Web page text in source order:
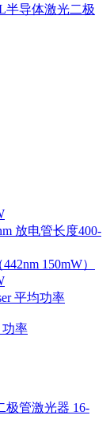
半导体激光二极
放电管长度400-
150mW）
平均功率
功率
极管激光器 16-